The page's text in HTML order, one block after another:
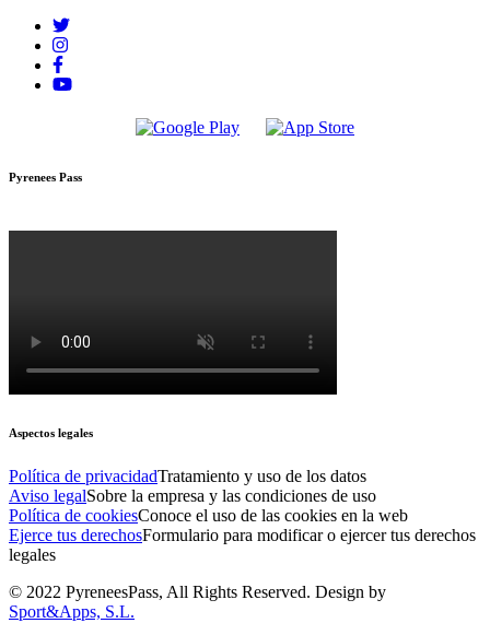
Pyrenees Pass
Aspectos legales
Política de privacidadTratamiento y uso de los datos
Aviso legalSobre la empresa y las condiciones de uso
Política de cookiesConoce el uso de las cookies en la web
Ejerce tus derechosFormulario para modificar o ejercer tus derechos
legales
© 2022 PyreneesPass, All Rights Reserved. Design by
Sport&Apps, S.L.